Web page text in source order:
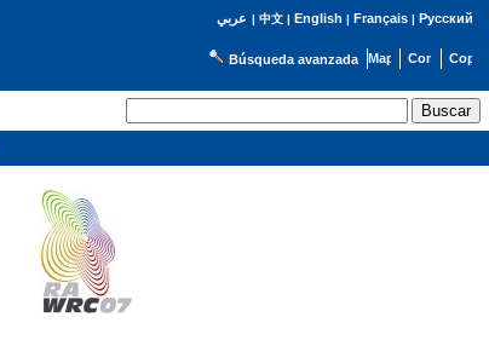
عربي | 中文| English | Français| Русский
Búsqueda avanzada